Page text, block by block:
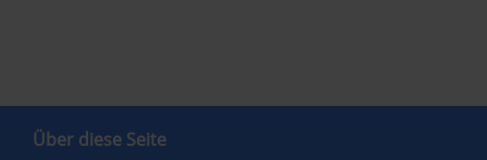
Über diese Seite